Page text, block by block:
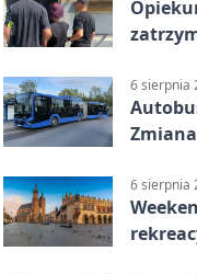
6 sierpnia
6 sierpnia